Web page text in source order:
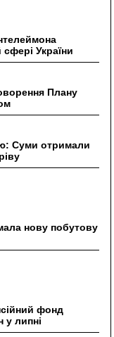
України
Плану
Суми отримали
нову побутову
фонд
липні